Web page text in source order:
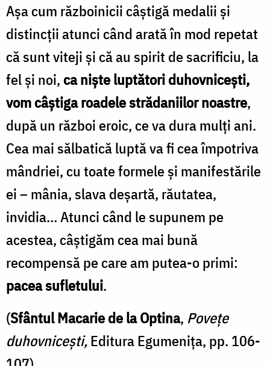
Aşa cum războinicii câştigă medalii şi
distincţii atunci când arată în mod repetat
că sunt viteji şi că au spirit de sacrificiu, la
fel şi noi,ca nişte luptători duhovniceşti,
vom câştiga roadele strădaniilor noastre,
după un război eroic, ce va dura mulţi ani.
Cea mai sălbatică luptă va fi cea împotriva
mândriei, cu toate formele şi manifestările
ei – mânia, slava deşartă, răutatea,
invidia... Atunci când le supunem pe
acestea, câştigăm cea mai bună
recompensă pe care am putea-o primi:
pacea sufletului.
(Sfântul Macarie de la Optina, Poveţe
duhovniceşti,Editura Egumeniţa, pp. 106-